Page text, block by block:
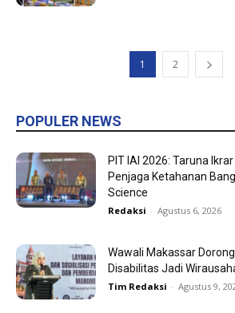
1 2
POPULER NEWS
PIT IAI 2026: Taruna
Penjaga Ketahanan
Science
Redaksi - Agustus 6, 2026
Wawali Makassar
Disabilitas Jadi
Tim Redaksi - Agustus 9,